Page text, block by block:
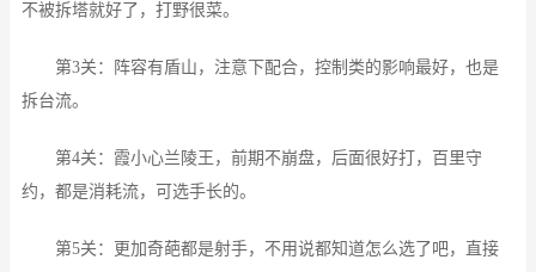
不被拆塔就好了，打野很菜。
第3关：阵容有盾山，注意下配合，控制类的影响最好，也是
拆台流。
第4关：霞小心兰陵王，前期不崩盘，后面很好打，百里守
约，都是消耗流，可选手长的。
第5关：更加奇葩都是射手，不用说都知道怎么选了吧，直接